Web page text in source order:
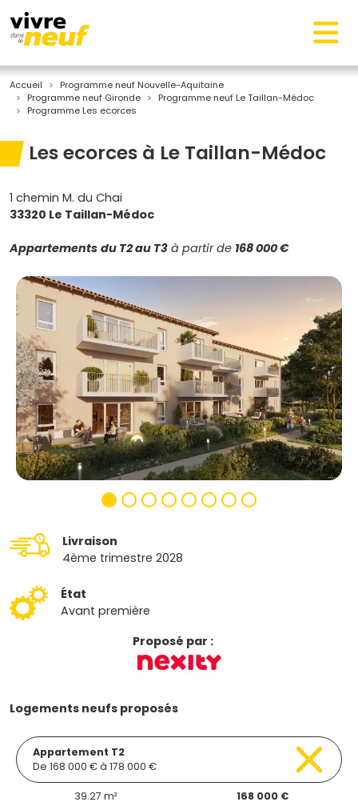
Accueil
Programme neuf Nouvelle-Aquitaine
Programme neuf Gironde
Programme neuf Le Taillan-Médoc
Programme Les ecorces
Les ecorces à Le Taillan-Médoc
1 chemin M. du Chai
33320 Le Taillan-Médoc
Appartements du T2 au T3 à partir de 168 000 €
Livraison
4ème trimestre 2028
État
Avant première
Proposé par :
Logements neufs proposés
Appartement T2
De 168 000 € à 178 000 €
39.27 m² 168 000 €